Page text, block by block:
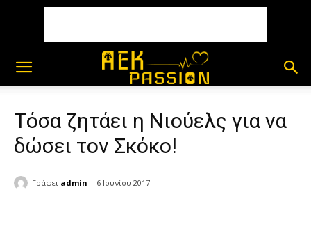
Τόσα ζητάει η Νιούελς για να
δώσει τον Σκόκο!
Γράφει admin 6 Ιουνίου 2017